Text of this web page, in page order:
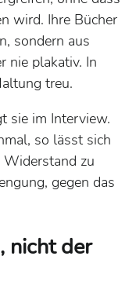
wird. Ihre Bücher
sondern aus
nie plakativ. In
treu.
sie im Interview.
so lässt sich
Widerstand zu
gegen das
nicht der